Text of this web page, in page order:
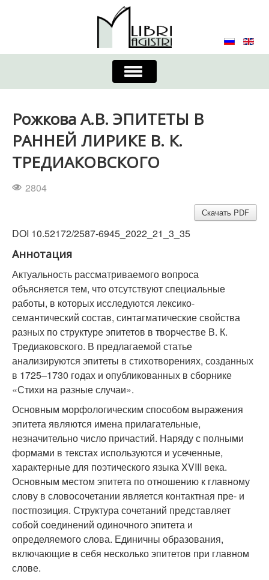
Включить/
выключить
навигацию
Журнал
Требования к оформлению
Порядок приема и публикации
Устав
Рожкова А.В. ЭПИТЕТЫ В
РАННЕЙ ЛИРИКЕ В. К.
ТРЕДИАКОВСКОГО
2804
Скачать PDF
DOI 10.52172/2587-6945_2022_21_3_35
Аннотация
Актуальность рассматриваемого вопроса
объясняется тем, что отсутствуют специальные
работы, в которых исследуются лексико-
семантический состав, синтагматические свойства
разных по структуре эпитетов в творчестве В. К.
Тредиаковского. В предлагаемой статье
анализируются эпитеты в стихотворениях, созданных
в 1725–1730 годах и опубликованных в сборнике
«Стихи на разные случаи».
Основным морфологическим способом выражения
эпитета являются имена прилагательные,
незначительно число причастий. Наряду с полными
формами в текстах используются и усеченные,
характерные для поэтического языка XVIII века.
Основным местом эпитета по отношению к главному
слову в словосочетании является контактная пре- и
постпозиция. Структура сочетаний представляет
собой соединений одиночного эпитета и
определяемого слова. Единичны образования,
включающие в себя несколько эпитетов при главном
слове.